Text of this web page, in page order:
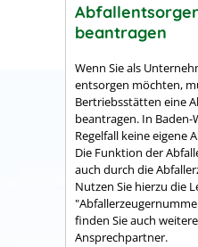
beantragen
Wenn Sie als
entsorgen möchten,
Bertriebsstätten eine
beantragen. In
Regelfall keine eigene
Die Funktion der
auch durch die
Nutzen Sie hierzu die
finden Sie auch
Ansprechpartner.